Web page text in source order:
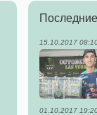
15.10.2017
01.10.2017